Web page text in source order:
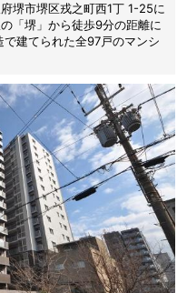
堺市堺区戎之町西1丁 1-25に
「堺」から徒歩9分の距離に
建てられた全97戸のマンシ